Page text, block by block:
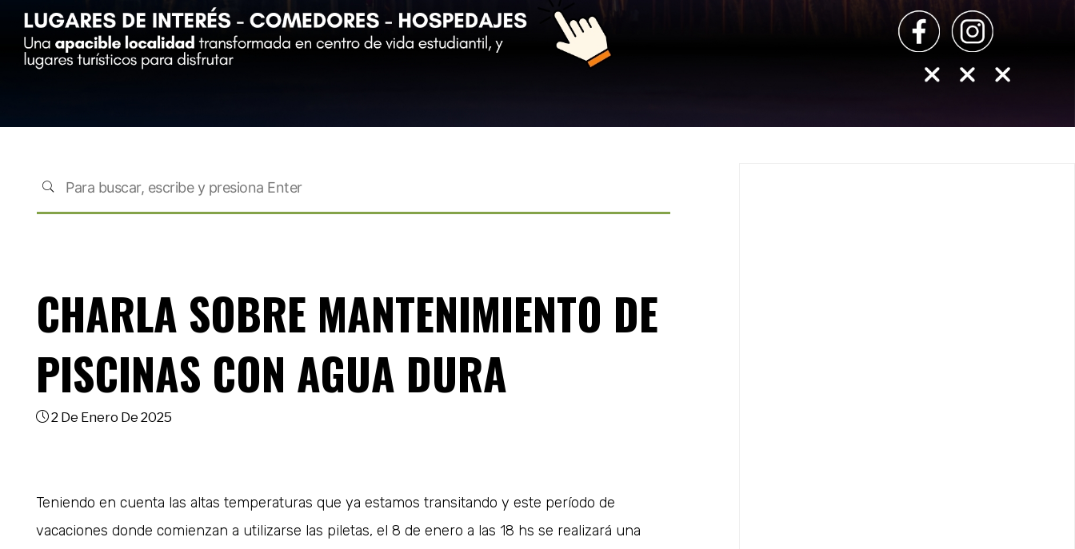
CHARLA SOBRE MANTENIMIENTO DE
PISCINAS CON AGUA DURA
2 De Enero De 2025
Teniendo en cuenta las altas temperaturas que ya estamos transitando y este período de
vacaciones donde comienzan a utilizarse las piletas, el 8 de enero a las 18 hs se realizará una